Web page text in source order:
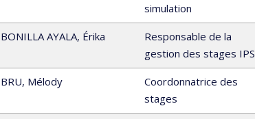
simulation
BONILLA AYALA, Érika
Responsable de la
gestion des stages IPS
BRU, Mélody
Coordonnatrice des
stages